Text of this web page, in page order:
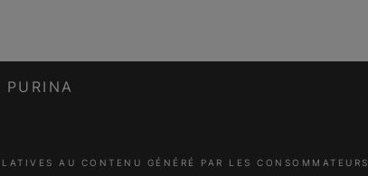
PURINA
AU CONTENU GÉNÉRÉ PAR LES CONSOMMATEURS